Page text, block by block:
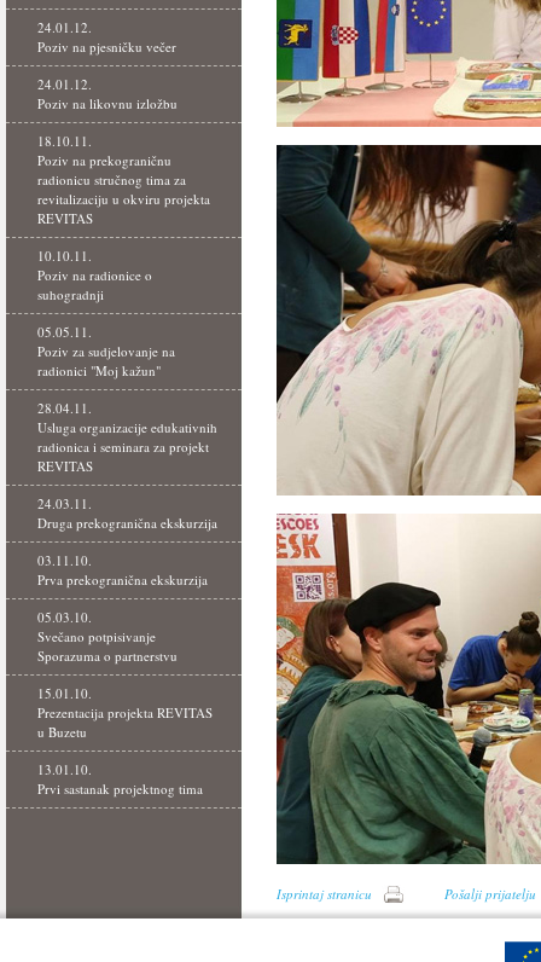
24.01.12.
Poziv na pjesničku večer
24.01.12.
Poziv na likovnu izložbu
18.10.11.
Poziv na prekograničnu
radionicu stručnog tima za
revitalizaciju u okviru projekta
REVITAS
10.10.11.
Poziv na radionice o
suhogradnji
05.05.11.
Poziv za sudjelovanje na
radionici "Moj kažun"
28.04.11.
Usluga organizacije edukativnih
radionica i seminara za projekt
REVITAS
24.03.11.
Druga prekogranična ekskurzija
03.11.10.
Prva prekogranična ekskurzija
05.03.10.
Svečano potpisivanje
Sporazuma o partnerstvu
15.01.10.
Prezentacija projekta REVITAS
u Buzetu
13.01.10.
Prvi sastanak projektnog tima
Isprintaj stranicu Pošalji prijatelju